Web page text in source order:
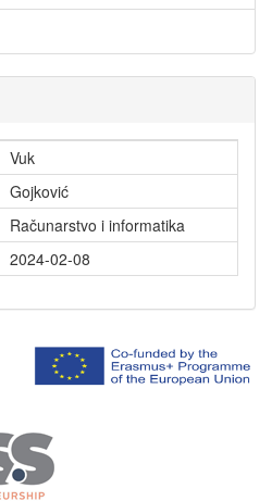
Vuk
Gojković
Računarstvo i informatika
2024-02-08